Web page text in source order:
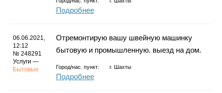
Подробнее
06.06.2021,
12:12
№ 248291
Услуги —
Бытовые
Отремонтирую вашу швейную машинку
бытовую и промышленную. выезд на дом.
Город/нас. пункт: г. Шахты
Подробнее